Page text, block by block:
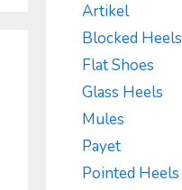
Artikel
Blocked Heels
Flat Shoes
Glass Heels
Mules
Payet
Pointed Heels